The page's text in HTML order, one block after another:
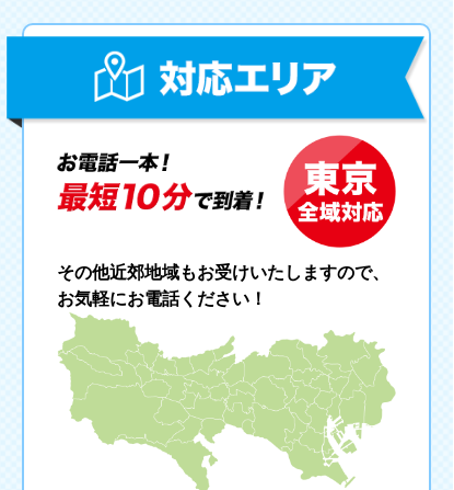
その他近郊地域もお受けいたしますので、
お気軽にお電話ください！